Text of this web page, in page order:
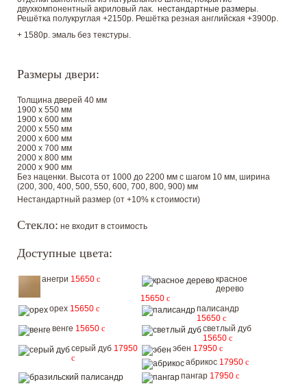
двухкомпонентный акриловый лак. нестандартные размеры.
Решётка полукруглая +2150р. Решётка резная английская +3900р.
+ 1580р. эмаль без текстуры.
Размеры двери:
Толщина дверей 40 мм
1900 х 550 мм
1900 х 600 мм
2000 х 550 мм
2000 х 600 мм
2000 х 700 мм
2000 х 800 мм
2000 х 900 мм
Без наценки. Высота от 1000 до 2200 мм с шагом 10 мм, ширина
(200, 300, 400, 500, 550, 600, 700, 800, 900) мм
Нестандартный размер (от +10% к стоимости)
Стекло: не входит в стоимость
Доступные цвета:
анегри 15650 c
красное
дерево
15650 c
орех 15650 c
палисандр
15650 c
венге 15650 c
светлый дуб
15650 c
серый дуб 17950
c
эбен 17950 c
абрикос 17950 c
пангар 17950 c